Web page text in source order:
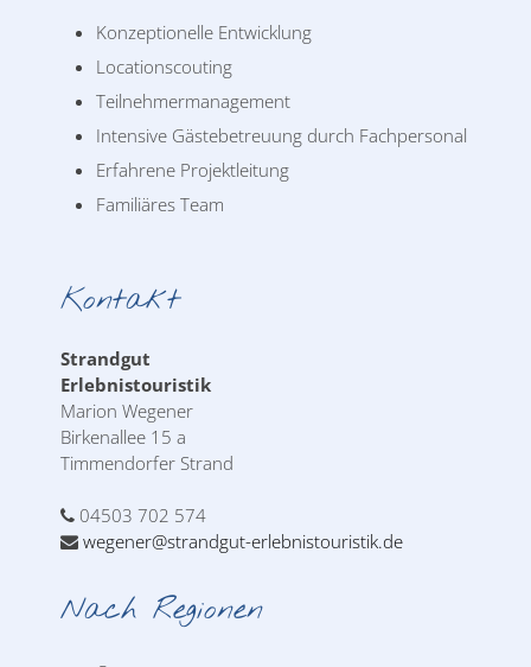
Konzeptionelle Entwicklung
Locationscouting
Teilnehmermanagement
Intensive Gästebetreuung durch Fachpersonal
Erfahrene Projektleitung
Familiäres Team
Kontakt
Strandgut
Erlebnistouristik
Marion Wegener
Birkenallee 15 a
Timmendorfer Strand
04503 702 574
wegener@strandgut-erlebnistouristik.de
Nach Regionen